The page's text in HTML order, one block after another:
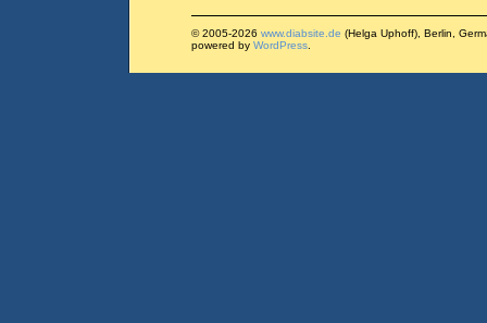
© 2005-2026 www.diabsite.de (Helga Uphoff), Berlin,
powered by WordPress.